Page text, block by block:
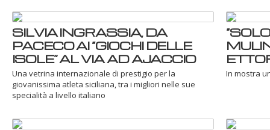
SILVIA INGRASSIA, DA
PACECO AI “GIOCHI DELLE
ISOLE” AL VIA AD AJACCIO
Una vetrina internazionale di prestigio per la
giovanissima atleta siciliana, tra i migliori nelle sue
specialità a livello italiano
In mostra